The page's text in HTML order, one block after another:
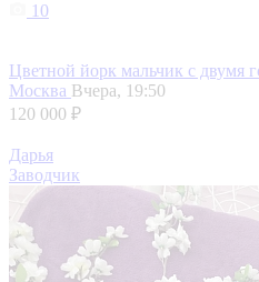
10
Цветной йорк мальчик с двумя
Москва Вчера, 19:50
120 000 ₽
Дарья
Заводчик